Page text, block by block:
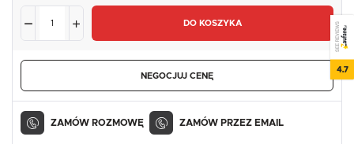
DO KOSZYKA
NEGOCJUJ CENĘ
ZAMÓW ROZMOWĘ ZAMÓW PRZEZ EMAIL
SEE REVIEWS
4.7